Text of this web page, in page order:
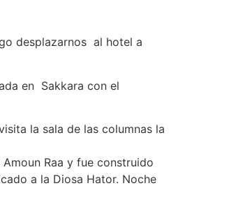
desplazarnos al hotel a
en Sakkara con el
la sala de las columnas la
Raa y fue construido
a la Diosa Hator. Noche